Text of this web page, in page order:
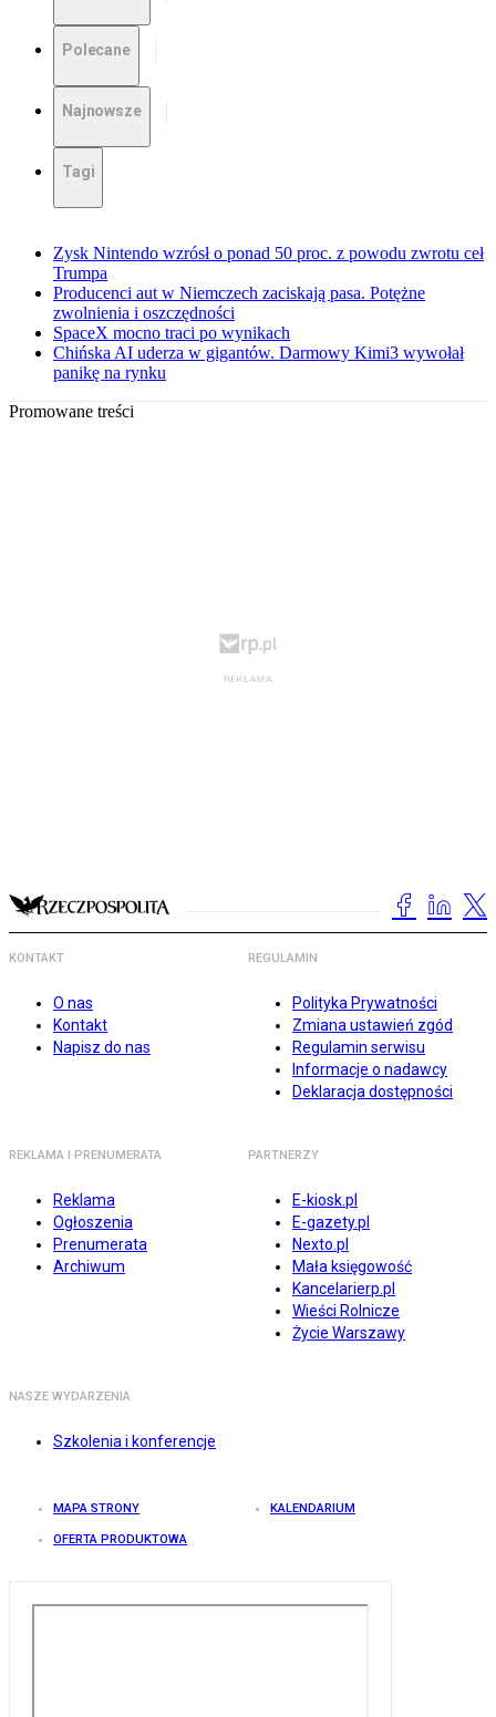
Polecane
Najnowsze
Tagi
Zysk Nintendo wzrósł o ponad 50 proc. z powodu zwrotu ceł
Trumpa
Producenci aut w Niemczech zaciskają pasa. Potężne
zwolnienia i oszczędności
SpaceX mocno traci po wynikach
Chińska AI uderza w gigantów. Darmowy Kimi3 wywołał
panikę na rynku
Promowane treści
KONTAKT
O nas
Kontakt
Napisz do nas
REGULAMIN
Polityka Prywatności
Zmiana ustawień zgód
Regulamin serwisu
Informacje o nadawcy
Deklaracja dostępności
REKLAMA I PRENUMERATA
Reklama
Ogłoszenia
Prenumerata
Archiwum
PARTNERZY
E-kiosk.pl
E-gazety.pl
Nexto.pl
Mała księgowość
Kancelarierp.pl
Wieści Rolnicze
Życie Warszawy
NASZE WYDARZENIA
Szkolenia i konferencje
MAPA STRONY KALENDARIUM
OFERTA PRODUKTOWA